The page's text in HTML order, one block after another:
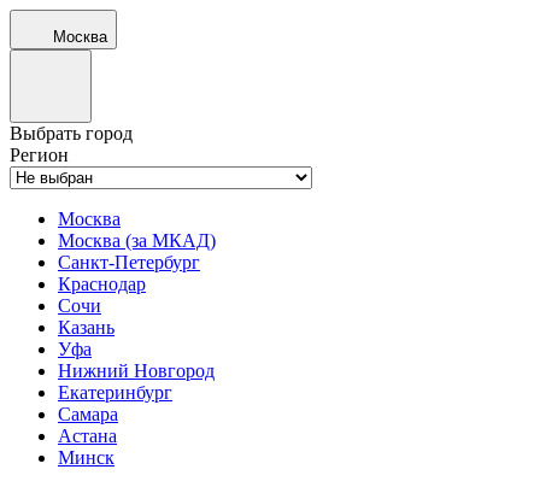
Москва
Выбрать город
Регион
Москва
Москва (за МКАД)
Санкт-Петербург
Краснодар
Сочи
Казань
Уфа
Нижний Новгород
Екатеринбург
Самара
Астана
Минск